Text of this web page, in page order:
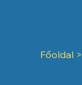
Főoldal >